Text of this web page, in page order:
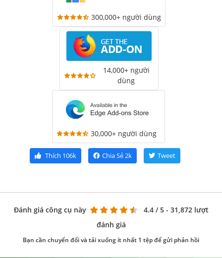
300,000+ người dùng
14,000+ người
dùng
30,000+ người dùng
Thích 106k Chia Sẻ2k Tweet
Đánh giá công cụ này 4.4 / 5 - 31,872 lượt
đánh giá
Bạn cần chuyển đổi và tải xuống ít nhất 1 tệp để gửi phản hồi